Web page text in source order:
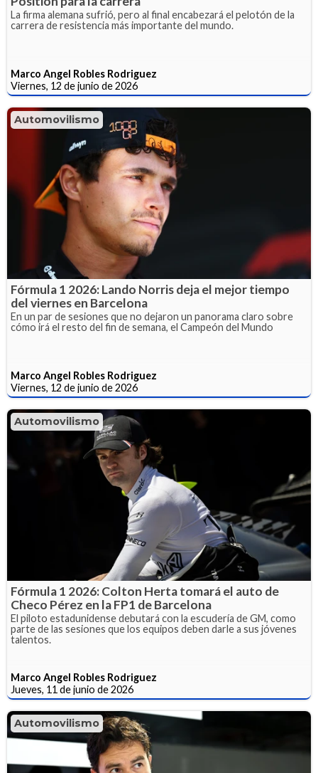
La firma alemana sufrió, pero al final encabezará el pelotón de la
carrera de resistencia más importante del mundo.
Marco Angel Robles Rodriguez
Viernes, 12 de junio de 2026
Automovilismo
Fórmula 1 2026: Lando Norris deja el mejor tiempo
del viernes en Barcelona
En un par de sesiones que no dejaron un panorama claro sobre
cómo irá el resto del fin de semana, el Campeón del Mundo
Marco Angel Robles Rodriguez
Viernes, 12 de junio de 2026
Automovilismo
Fórmula 1 2026: Colton Herta tomará el auto de
Checo Pérez en la FP1 de Barcelona
El piloto estadunidense debutará con la escudería de GM, como
parte de las sesiones que los equipos deben darle a sus jóvenes
talentos.
Marco Angel Robles Rodriguez
Jueves, 11 de junio de 2026
Automovilismo